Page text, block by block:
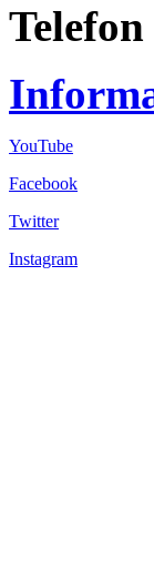
YouTube
Facebook
Twitter
Instagram